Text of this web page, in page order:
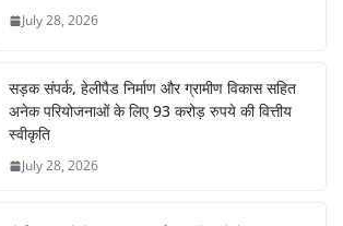
July 28, 2026
सड़क संपर्क, हेलीपैड निर्माण और ग्रामीण विकास सहित
अनेक परियोजनाओं के लिए 93 करोड़ रुपये की वित्तीय
स्वीकृति
July 28, 2026